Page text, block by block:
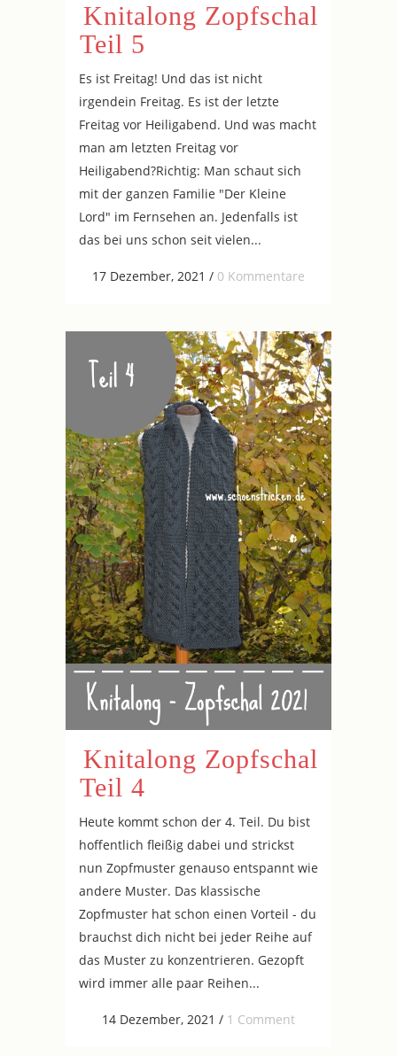
Knitalong Zopfschal
Teil 5
Es ist Freitag! Und das ist nicht
irgendein Freitag. Es ist der letzte
Freitag vor Heiligabend. Und was macht
man am letzten Freitag vor
Heiligabend?Richtig: Man schaut sich
mit der ganzen Familie "Der Kleine
Lord" im Fernsehen an. Jedenfalls ist
das bei uns schon seit vielen...
17 Dezember, 2021 / 0 Kommentare
Knitalong Zopfschal
Teil 4
Heute kommt schon der 4. Teil. Du bist
hoffentlich fleißig dabei und strickst
nun Zopfmuster genauso entspannt wie
andere Muster. Das klassische
Zopfmuster hat schon einen Vorteil - du
brauchst dich nicht bei jeder Reihe auf
das Muster zu konzentrieren. Gezopft
wird immer alle paar Reihen...
14 Dezember, 2021 / 1 Comment